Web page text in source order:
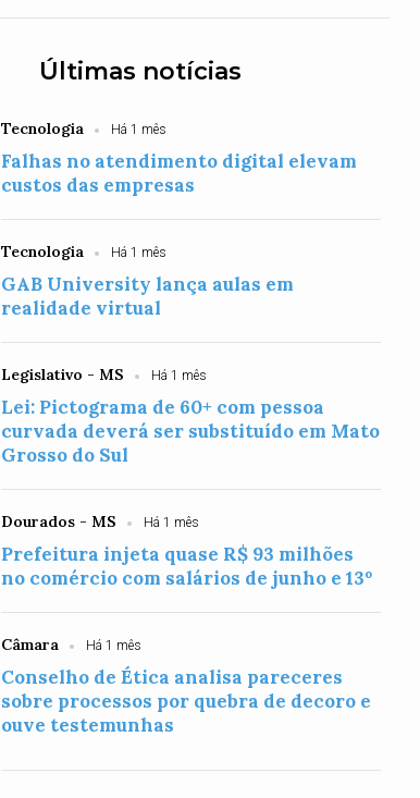
Últimas notícias
Tecnologia Há 1 mês
Falhas no atendimento digital elevam
custos das empresas
Tecnologia Há 1 mês
GAB University lança aulas em
realidade virtual
Legislativo - MS Há 1 mês
Lei: Pictograma de 60+ com pessoa
curvada deverá ser substituído em Mato
Grosso do Sul
Dourados - MS Há 1 mês
Prefeitura injeta quase R$ 93 milhões
no comércio com salários de junho e 13º
Câmara Há 1 mês
Conselho de Ética analisa pareceres
sobre processos por quebra de decoro e
ouve testemunhas